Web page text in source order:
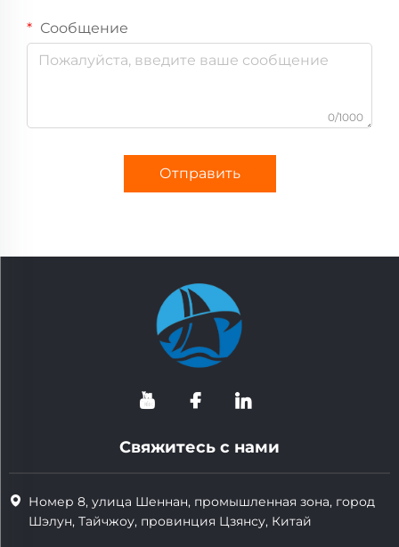
Сообщение
0/1000
Отправить
Свяжитесь с нами
Номер 8, улица Шеннан, промышленная зона, город
Шэлун, Тайчжоу, провинция Цзянсу, Китай